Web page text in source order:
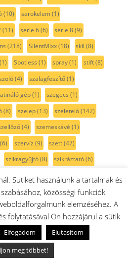
(10) sarokelem(1)
(11) serie 6(6) serie 8(9)
(218) SilentMixx(18) skil (8)
(1) Spotless (1) spray(1) stift(8)
(4) szalagfeszítő(1)
gép(1) szegecs (1)
(8) szelep(13) szeletelő(142)
(4) szemeskávé (1)
(6) szervíz (9) szett(47)
szikragyűjtó(8) szikráztató(6)
(2) szimering szitaszűrő
(5)
(4) szán(4) szárny(3)
(13) szárítógép szíj (15)
(4) szénkefe(41)
tartó(4) szénszűrő(1)
színtelen(10) szívócső
Sütiket használunk a tartalmak és
közösségi funkciók
elemzéséhez. A
folytatásával Ön hozzájárul a sütik
Elfogadom
Elutasítom
meg többet!